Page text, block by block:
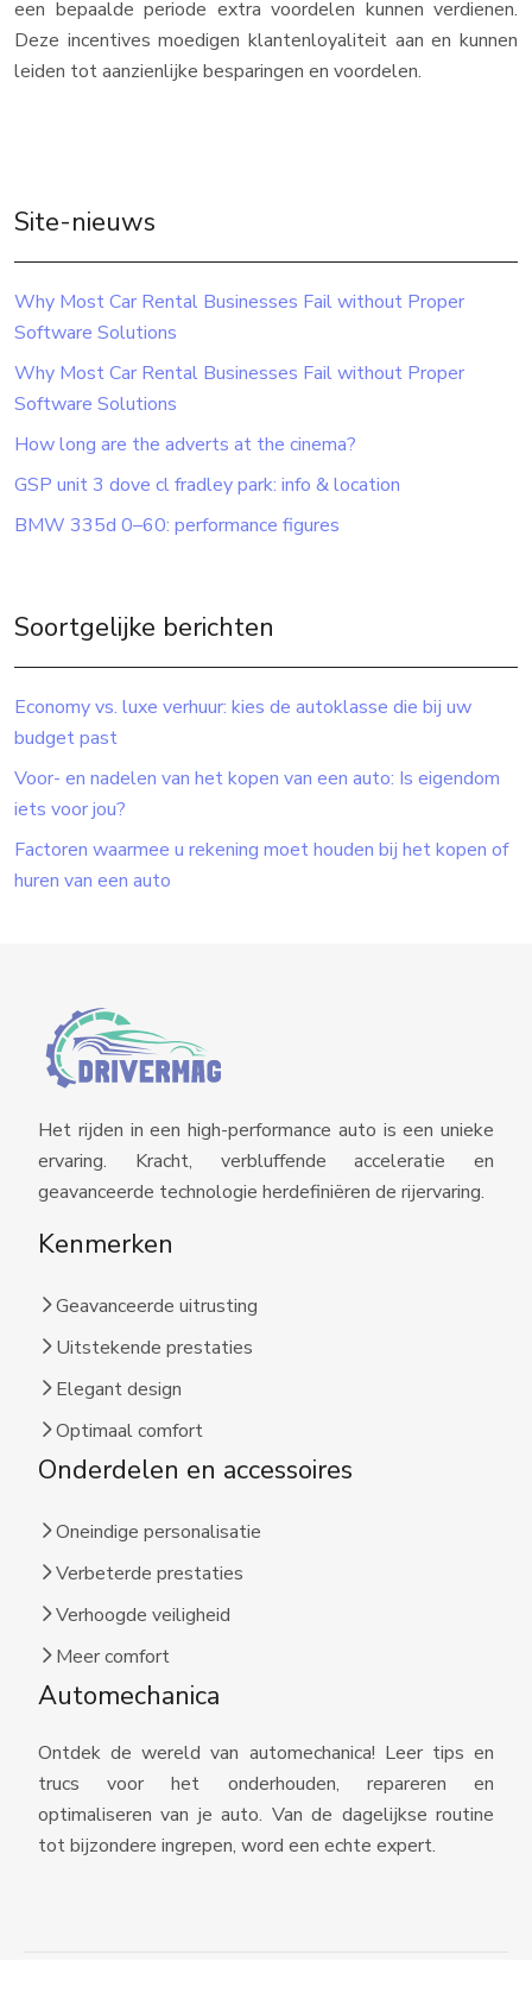
een bepaalde periode extra voordelen kunnen verdienen.
Deze incentives moedigen klantenloyaliteit aan en kunnen
leiden tot aanzienlijke besparingen en voordelen.
Site-nieuws
Why Most Car Rental Businesses Fail without Proper
Software Solutions
Why Most Car Rental Businesses Fail without Proper
Software Solutions
How long are the adverts at the cinema?
GSP unit 3 dove cl fradley park: info & location
BMW 335d 0–60: performance figures
Soortgelijke berichten
Economy vs. luxe verhuur: kies de autoklasse die bij uw
budget past
Voor- en nadelen van het kopen van een auto: Is eigendom
iets voor jou?
Factoren waarmee u rekening moet houden bij het kopen of
huren van een auto
Het rijden in een high-performance auto is een unieke
ervaring. Kracht, verbluffende acceleratie en
geavanceerde technologie herdefiniëren de rijervaring.
Kenmerken
Geavanceerde uitrusting
Uitstekende prestaties
Elegant design
Optimaal comfort
Onderdelen en accessoires
Oneindige personalisatie
Verbeterde prestaties
Verhoogde veiligheid
Meer comfort
Automechanica
Ontdek de wereld van automechanica! Leer tips en
trucs voor het onderhouden, repareren en
optimaliseren van je auto. Van de dagelijkse routine
tot bijzondere ingrepen, word een echte expert.